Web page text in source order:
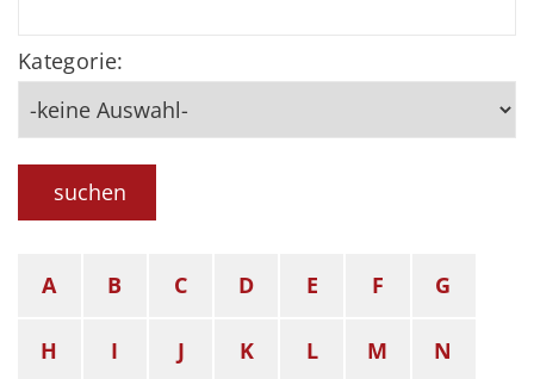
Kategorie:
suchen
A B C D E F G
H I J K L M N